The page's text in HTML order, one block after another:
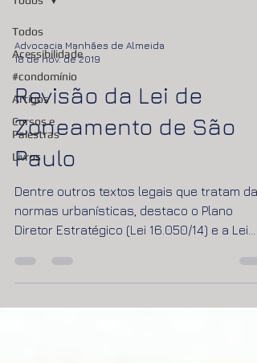
Todos
Acessibilidade
#condomínio
Artigos
Cursos e
Palestras
Livros
Advocacia Manhães de Almeida
18 de nov. de 2019
Revisão da Lei de
Zoneamento de São
Paulo
Dentre outros textos legais que tratam das
normas urbanísticas, destaco o Plano
Diretor Estratégico (Lei 16.050/14) e a Lei